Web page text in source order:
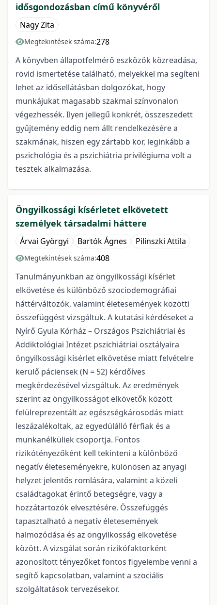
idősgondozásban című könyvéről
Nagy Zita
Megtekintések száma:278
A könyvben állapotfelmérő eszközök közreadása,
rövid ismertetése található, melyekkel ma segíteni
lehet az idősellátásban dolgozókat, hogy
munkájukat magasabb szakmai színvonalon
végezhessék. Ilyen jellegű konkrét, összeszedett
gyűjtemény eddig nem állt rendelkezésére a
szakmának, hiszen egy zártabb kör, leginkább a
pszichológia és a pszichiátria privilégiuma volt a
tesztek alkalmazása.
Öngyilkossági kísérletet elkövetett
személyek társadalmi háttere
Árvai Györgyi Bartók Ágnes Pilinszki Attila
Megtekintések száma:408
Tanulmányunkban az öngyilkossági kísérlet
elkövetése és különböző szociodemográfiai
háttérváltozók, valamint életesemények közötti
összefüggést vizsgáltuk. A kutatási kérdéseket a
Nyírő Gyula Kórház – Országos Pszichiátriai és
Addiktológiai Intézet pszichiátriai osztályaira
öngyilkossági kísérlet elkövetése miatt felvételre
kerülő páciensek (N = 52) kérdőíves
megkérdezésével vizsgáltuk. Az eredmények
szerint az öngyilkosságot elkövetők között
felülreprezentált az egészségkárosodás miatt
leszázalékoltak, az egyedülálló férfiak és a
munkanélküliek csoportja. Fontos
rizikótényezőként kell tekinteni a különböző
negatív életeseményekre, különösen az anyagi
helyzet jelentős romlására, valamint a közeli
családtagokat érintő betegségre, vagy a
hozzátartozók elvesztésére. Összefüggés
tapasztalható a negatív életesemények
halmozódása és az öngyilkosság elkövetése
között. A vizsgálat során rizikófaktorként
azonosított tényezőket fontos figyelembe venni a
segítő kapcsolatban, valamint a szociális
szolgáltatások tervezésekor.